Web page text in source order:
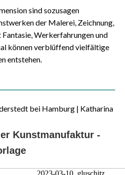
sind sozusagen
der Malerei, Zeichnung,
Werkerfahrungen und
können verblüffend vielfältige
entstehen.
bei Hamburg | Katharina
Kunstmanufaktur -